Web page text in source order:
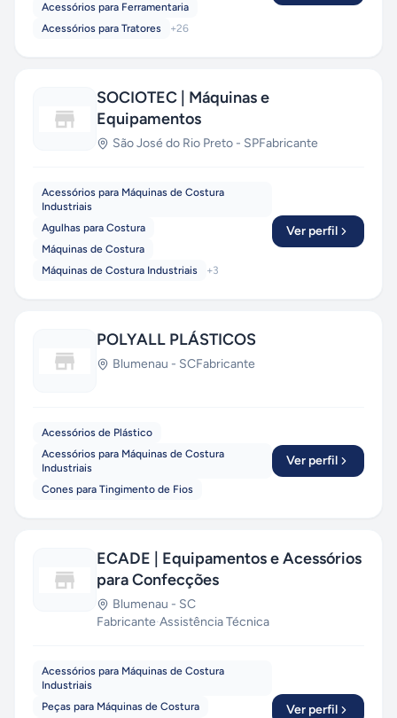
Acessórios para Ferramentaria
Acessórios para Tratores
+26
SOCIOTEC | Máquinas e
Equipamentos
São José do Rio Preto - SPFabricante
Acessórios para Máquinas de Costura
Industriais
Agulhas para Costura
Máquinas de Costura
Máquinas de Costura Industriais
+3
Ver perfil
POLYALL PLÁSTICOS
Blumenau - SCFabricante
Acessórios de Plástico
Acessórios para Máquinas de Costura
Industriais
Cones para Tingimento de Fios
Ver perfil
ECADE | Equipamentos e Acessórios
para Confecções
Blumenau - SC
Fabricante·Assistência Técnica
Acessórios para Máquinas de Costura
Industriais
Peças para Máquinas de Costura
Ver perfil